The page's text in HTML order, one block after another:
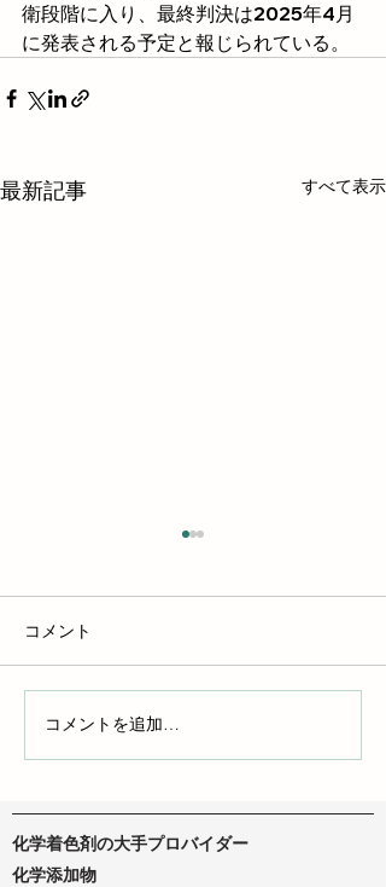
衛段階に入り、最終判決は2025年4月
に発表される予定と報じられている。
最新記事 すべて表示
液体染料とポリマー染料
コメント
コメントを追加…
化学着色剤の大手プロバイダー
化学添加物